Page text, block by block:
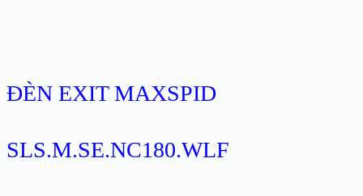
ĐÈN EXIT MAXSPID
SLS.M.SE.NC180.WLF